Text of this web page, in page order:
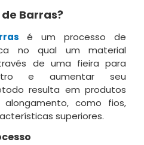
Barras?
é um processo de
no qual um material
de uma fieira para
e aumentar seu
resulta em produtos
como fios,
superiores.